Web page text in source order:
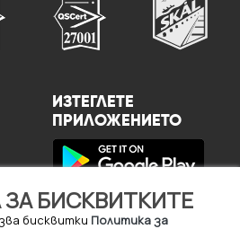
БИСКВИТКИТЕ
бисквитки Политика за
ИЗТЕГЛЕТЕ
ПРИЛОЖЕНИЕТО